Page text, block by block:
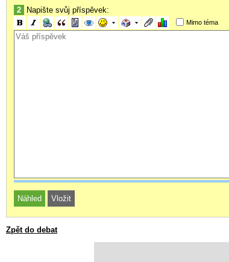
2 Napište svůj příspěvek:
Mimo téma
Zpět do debat